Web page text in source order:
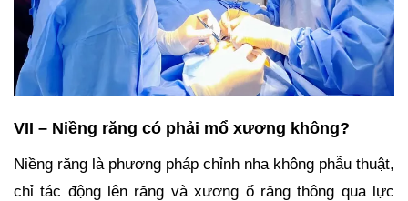
VII – Niềng răng có phải mổ xương không?
Niềng răng là phương pháp chỉnh nha không phẫu thuật,
chỉ tác động lên răng và xương ổ răng thông qua lực